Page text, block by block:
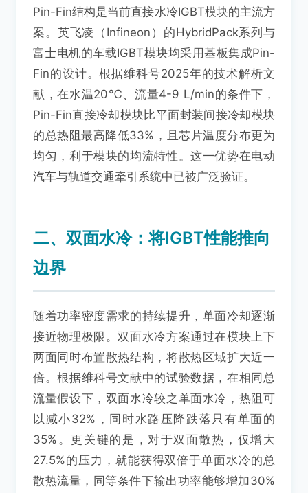
Pin-Fin结构是当前直接水冷IGBT模块的主流方
案。英飞凌（Infineon）的HybridPack系列与
富士电机的车载IGBT模块均采用基板集成Pin-
Fin的设计。根据维科号2025年的技术解析文
献，在水温20℃、流量4-9 L/min的条件下，
Pin-Fin直接冷却模块比平面封装间接冷却模块
的总热阻最高降低33%，且芯片温度分布更为
均匀，利于模块的均流特性。这一优势在电动
汽车与轨道交通牵引系统中已被广泛验证。
二、双面水冷：将IGBT性能推向
边界
随着功率密度需求的持续提升，单面冷却逐渐
接近物理极限。双面水冷方案通过在模块上下
两面同时布置散热结构，将散热区域扩大近一
倍。根据维科号文献中的试验数据，在相同总
流量假设下，双面水冷较之单面水冷，热阻可
以减小32%，同时水路压降跌落只有单面的
35%。更关键的是，对于双面散热，仅增大
27.5%的压力，就能获得双倍于单面水冷的总
散热流量，同等条件下输出功率能够增加30%